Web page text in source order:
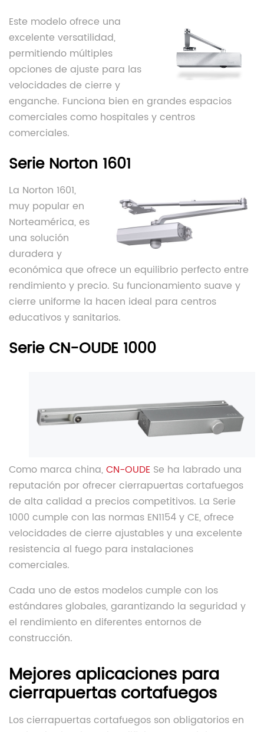
Este modelo ofrece una
excelente versatilidad,
permitiendo múltiples
opciones de ajuste para las
velocidades de cierre y
enganche. Funciona bien en grandes espacios
comerciales como hospitales y centros
comerciales.
Serie Norton 1601
La Norton 1601,
muy popular en
Norteamérica, es
una solución
duradera y
económica que ofrece un equilibrio perfecto entre
rendimiento y precio. Su funcionamiento suave y
cierre uniforme la hacen ideal para centros
educativos y sanitarios.
Serie CN-OUDE 1000
Como marca china,CN-OUDE Se ha labrado una
reputación por ofrecer cierrapuertas cortafuegos
de alta calidad a precios competitivos. La Serie
1000 cumple con las normas EN1154 y CE, ofrece
velocidades de cierre ajustables y una excelente
resistencia al fuego para instalaciones
comerciales.
Cada uno de estos modelos cumple con los
estándares globales, garantizando la seguridad y
el rendimiento en diferentes entornos de
construcción.
Mejores aplicaciones para
cierrapuertas cortafuegos
Los cierrapuertas cortafuegos son obligatorios en